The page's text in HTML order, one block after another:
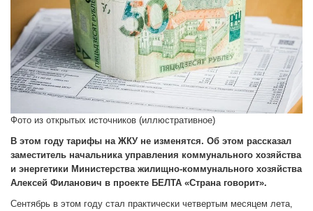
Фото из открытых источников (иллюстративное)
В этом году тарифы на ЖКУ не изменятся. Об этом рассказал
заместитель начальника управления коммунального хозяйства
и энергетики Министерства жилищно-коммунального хозяйства
Алексей Филанович в проекте БЕЛТА «Страна говорит».
Сентябрь в этом году стал практически четвертым месяцем лета,